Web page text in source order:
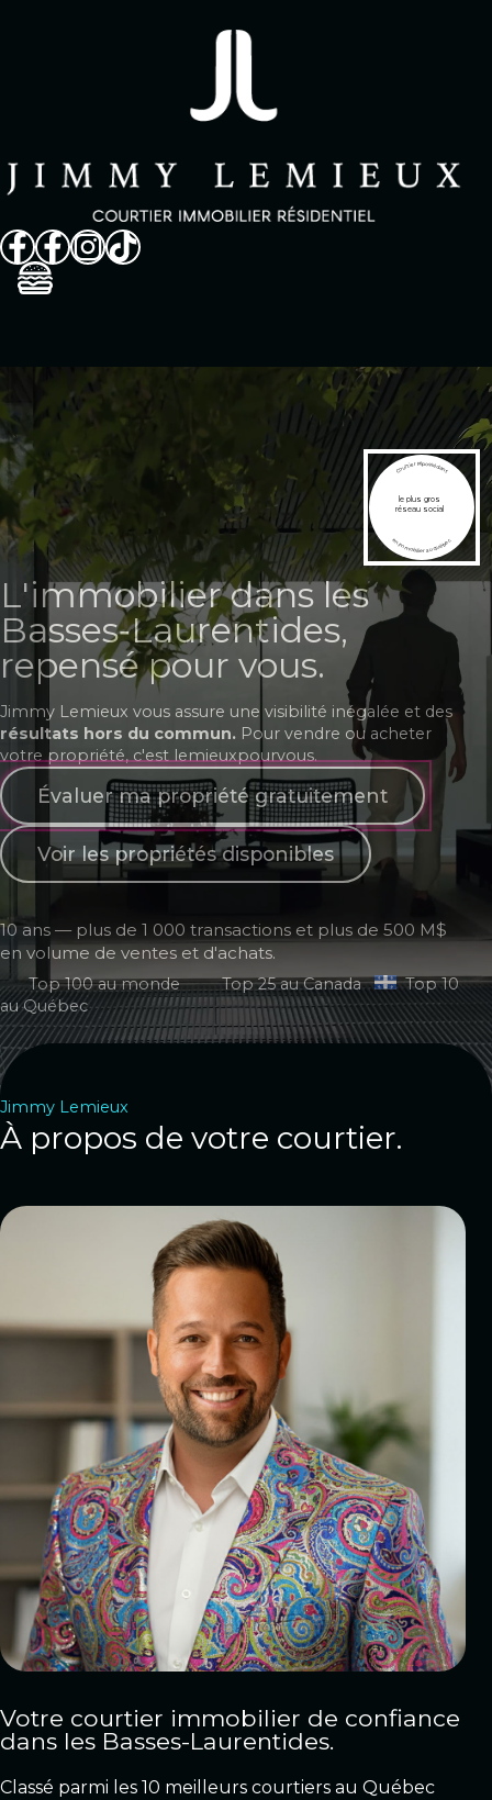
À propos
Avis clients
FAQ
Dans les médias
514 825-9488
Courtier #1 possédant
le plus gros
réseau social
en immobilier au québec
L'immobilier dans les
Basses‑Laurentides,
repensé pour vous.
Jimmy Lemieux vous assure une visibilité inégalée et des
résultats hors du commun. Pour vendre ou acheter
votre propriété, c'est lemieuxpourvous.
Évaluer ma propriété gratuitement
Voir les propriétés disponibles
10 ans — plus de 1 000 transactions et plus de 500 M$
en volume de ventes et d'achats.
Top 100 au monde Top 25 au Canada
Top 10
au Québec
Jimmy Lemieux
À propos de votre courtier.
Votre courtier immobilier de confiance
dans les Basses-Laurentides.
Classé parmi les 10 meilleurs courtiers au Québec